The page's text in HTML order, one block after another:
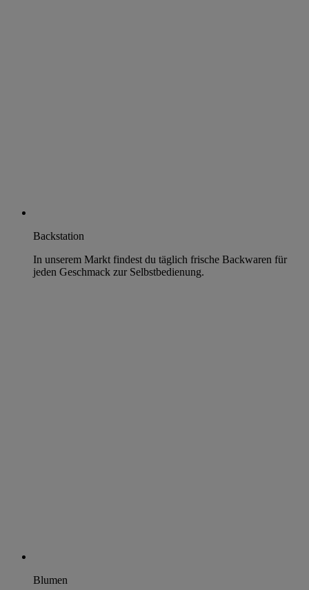
Backstation
In unserem Markt findest du täglich frische Backwaren für
jeden Geschmack zur Selbstbedienung.
Blumen